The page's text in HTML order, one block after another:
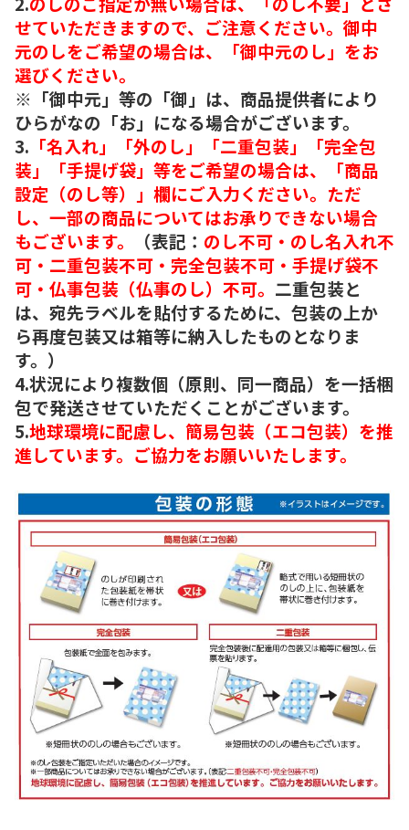
せていただきますので、ご注意ください。御中
元のしをご希望の場合は、「御中元のし」をお
選びください。
※「御中元」等の「御」は、商品提供者により
ひらがなの「お」になる場合がございます。
3. 「名入れ」「外のし」「二重包装」「完全包
装」「手提げ袋」等をご希望の場合は、「商品
設定（のし等）」欄にご入力ください。ただ
し、一部の商品についてはお承りできない場合
もございます。
（表記： のし不可・のし名入れ不
可・二重包装不可・完全包装不可・手提げ袋不
可・仏事包装（仏事のし）不可。 二重包装と
は、宛先ラベルを貼付するために、包装の上か
ら再度包装又は箱等に納入したものとなりま
す。）
4.状況により複数個（原則、同一商品）を一括梱
包で発送させていただくことがございます。
5.地球環境に配慮し、簡易包装（エコ包装）を推
進しています。ご協力をお願いいたします。